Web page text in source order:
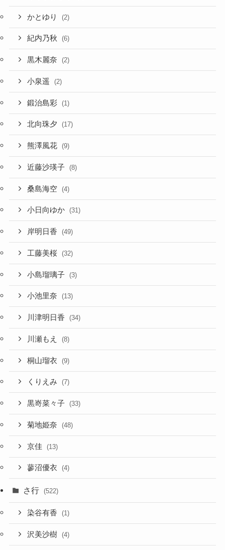
かとゆり (2)
紀内乃秋 (6)
黒木麗奈 (2)
小泉遥 (2)
鍛治島彩 (1)
北向珠夕 (17)
熊澤風花 (9)
近藤沙瑛子 (8)
桑島海空 (4)
小日向ゆか (31)
岸明日香 (49)
工藤美桜 (32)
小島瑠璃子 (3)
小池里奈 (13)
川津明日香 (34)
川瀬もえ (8)
桐山瑠衣 (9)
くりえみ (7)
黒嵜菜々子 (33)
菊地姫奈 (48)
京佳 (13)
蓼沼優衣 (4)
さ行 (522)
染谷有香 (1)
沢美沙樹 (4)